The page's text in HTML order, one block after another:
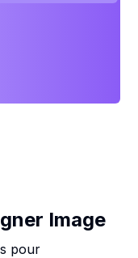
Image
pour